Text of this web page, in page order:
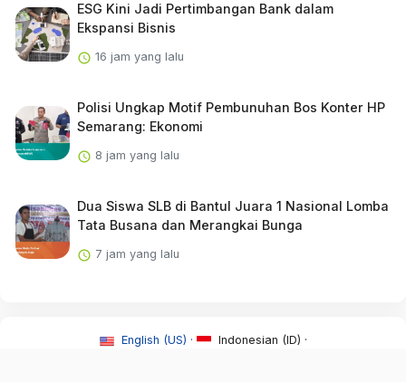
ESG Kini Jadi Pertimbangan Bank dalam
Ekspansi Bisnis
16 jam yang lalu
Polisi Ungkap Motif Pembunuhan Bos Konter HP
Semarang: Ekonomi
8 jam yang lalu
Dua Siswa SLB di Bantul Juara 1 Nasional Lomba
Tata Busana dan Merangkai Bunga
7 jam yang lalu
English (US) ·
Indonesian (ID) ·